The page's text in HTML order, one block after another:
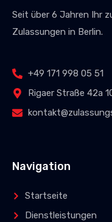
Seit über 6 Jahren Ihr
Zulassungen in Berlin.
+49 171 998 05 51
Rigaer Straße 42a
Navigation
Startseite
Dienstleistungen